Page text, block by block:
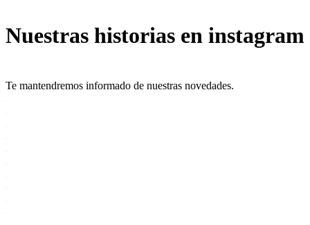
Nuestras historias en instagram
Te mantendremos informado de nuestras novedades.